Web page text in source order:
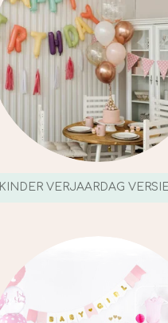
KINDER VERJAARDAG